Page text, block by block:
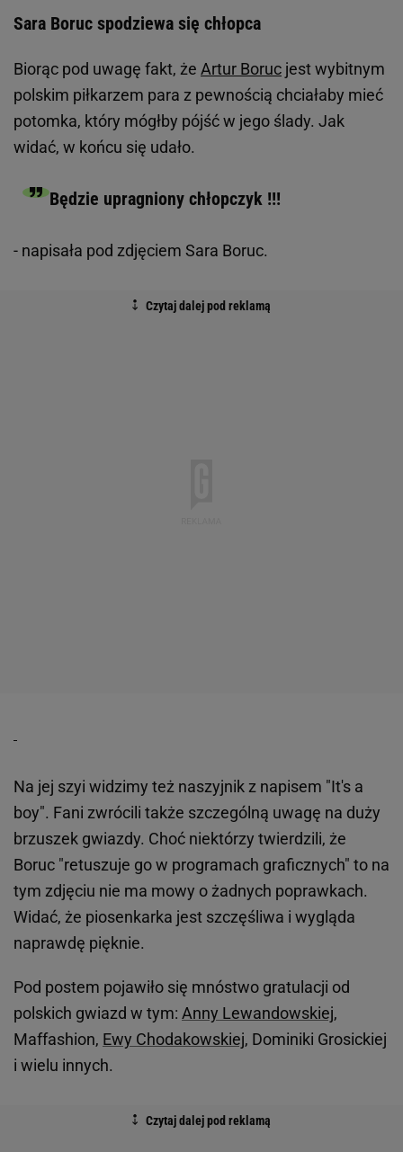
Sara Boruc spodziewa się chłopca
Biorąc pod uwagę fakt, że Artur Boruc jest wybitnym
polskim piłkarzem para z pewnością chciałaby mieć
potomka, który mógłby pójść w jego ślady. Jak
widać, w końcu się udało.
Będzie upragniony chłopczyk !!!
- napisała pod zdjęciem Sara Boruc.
Na jej szyi widzimy też naszyjnik z napisem "It's a
boy". Fani zwrócili także szczególną uwagę na duży
brzuszek gwiazdy. Choć niektórzy twierdzili, że
Boruc "retuszuje go w programach graficznych" to na
tym zdjęciu nie ma mowy o żadnych poprawkach.
Widać, że piosenkarka jest szczęśliwa i wygląda
naprawdę pięknie.
Pod postem pojawiło się mnóstwo gratulacji od
polskich gwiazd w tym: Anny Lewandowskiej,
Maffashion, Ewy Chodakowskiej, Dominiki Grosickiej
i wielu innych.